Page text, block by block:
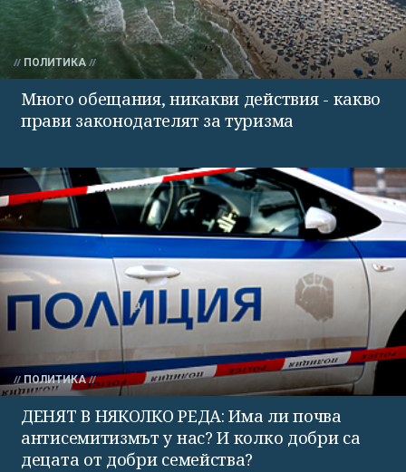
ПОЛИТИКА
Много обещания, никакви действия - какво
прави законодателят за туризма
ПОЛИТИКА
ДЕНЯТ В НЯКОЛКО РЕДА: Има ли почва
антисемитизмът у нас? И колко добри са
децата от добри семейства?